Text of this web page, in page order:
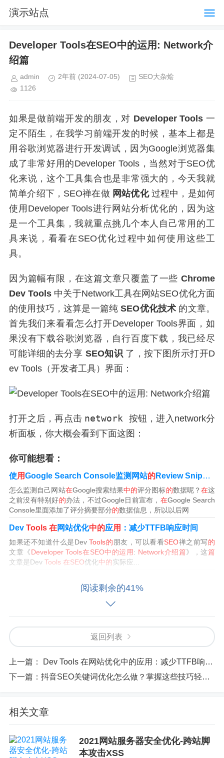
演示站点
Developer Tools在SEO中的运用: Network介
绍篇
admin 2年前 (2024-07-05)
SEO大杂烩
1126
如果是做前端开发的朋友，对 Developer Tools 一
定不陌生，在我学习前端开发的时候，基本上都是
用谷歌浏览器进行开发调试，因为Google浏览器集
成了非常好用的Developer Tools，当然对于SEO优
化来说，这个工具集合也是非常强大的，今天我就
简单介绍下，SEO禅在做 网站优化 过程中，是如何
使用Developer Tools进行网站分析优化的，因为这
是一个工具集，我就重点挑几个本人自己常用的工
具来说，看看在SEO优化过程中如何使用这些工
具。
因为篇幅有限，在这篇文章只覆盖了一些 Chrome
Dev Tools 中关于Network工具在网站SEO优化方面
的使用技巧，这算是一篇纯SEO优化技术 的文章。
首先我们来看看怎么打开Developer Tools界面，如
果没有下载谷歌浏览器，自行百度下载，我已经尽
可能详细的去分享 SEO知识 了，按下图所示打开D
ev Tools（开发者工具）界面：
打开之后，再点击 network 按钮，进入network分
析面板，你大概会看到下面这图：
你可能想看：
使用Google Search Console监测网站的Review Snippet评分数据
怎么监测自己网站在Google搜索结果中的评分图标的数据呢？在这
之前没有特别好的办法，不过Google日前宣布， 在Google Search
Console里面添加了评分摘要部分的数据信息，所以以后网
Dev Tools 在网站优化中的应用 ：减少TTFB响应时间
如果还不知道什么是DevTools的 朋友，可以看看SEO禅之前写的
文章《Developer Tools在SEO中的运用: Network介绍篇》，这篇
文章是Dev Tools 在SEO优化中的实际应...
全站链接不同的是，这种迷你全站链接（Mini Sitelink
s）只有一行，而不是排列为两栏四行。所以才有了迷你这个名
Unlock Success: How to Optimize Your Website for Top Rankings in 2023
When it comes to optimizing your website forSEO, the first step i
s all about keyword research This ...
SEO蜘蛛日志分析帮手：Spider Analyser插件介绍和下载
怎么观察蜘蛛爬行日志呢？奶爸这里推荐这款Spider Analyser
ordP
SEO每天一贴和 bbs.net的 Google排名现象
本博客SEO每天一贴和樂思蜀的seobbs.net，
阅读剩余的41%
返回列表
上一篇：
Dev Tools 在网站优化中的应用：减少TTFB响应时间
下一篇： 抖音SEO关键词优化怎么做？掌握这些技巧轻松提升曝光率
相关文章
2021网站服务器安全优化-跨站脚
本攻击XSS